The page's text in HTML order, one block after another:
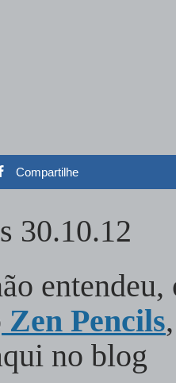
Compartilhe
Zen Pencils
no blog